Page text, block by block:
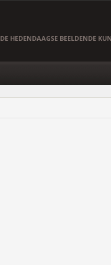
HEDENDAAGSE BEELDENDE